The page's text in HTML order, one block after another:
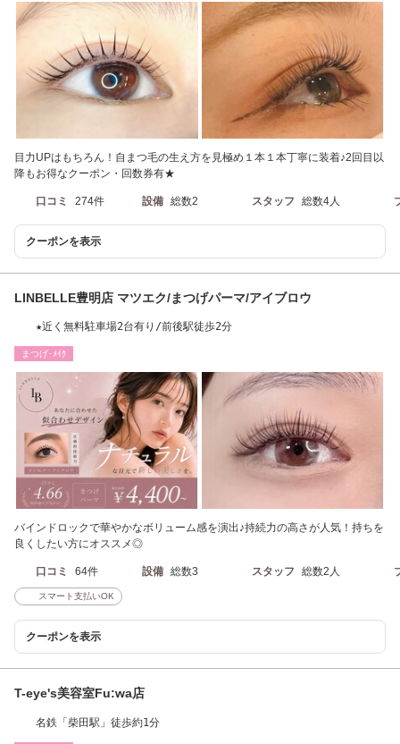
目力UPはもちろん！自まつ毛の生え方を見極め１本１本丁寧に装着♪2回目以
降もお得なクーポン・回数券有★
口コミ 274件 設備 総数2 スタッフ 総数4人
クーポンを表示
LINBELLE豊明店 マツエク/まつげパーマ/アイブロウ
★近く無料駐車場2台有り/前後駅徒歩2分
まつげ･ﾒｲｸ
バインドロックで華やかなボリューム感を演出♪持続力の高さが人気！持ちを
良くしたい方にオススメ◎
口コミ 64件 設備 総数3 スタッフ 総数2人
スマート支払いOK
クーポンを表示
T-eye's美容室Fu:wa店
名鉄「柴田駅」徒歩約1分